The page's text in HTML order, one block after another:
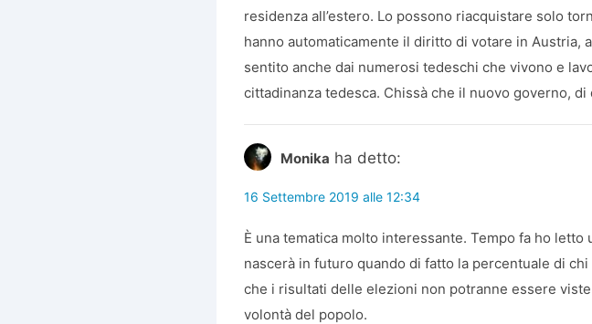
residenza all’estero. Lo possono riacquistare solo
hanno automaticamente il diritto di votare in Austria,
sentito anche dai numerosi tedeschi che vivono e
cittadinanza tedesca. Chissà che il nuovo governo,
Monika ha detto:
16 Settembre 2019 alle 12:34
È una tematica molto interessante. Tempo fa ho
nascerà in futuro quando di fatto la percentuale di
che i risultati delle elezioni non potranne essere
volontà del popolo.